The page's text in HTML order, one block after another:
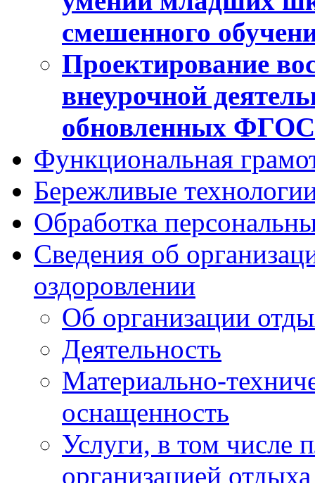
смешенного
Проектирование
внеурочной
обновленных
Функциональная
Бережливые
Обработка
Сведения об
оздоровлении
Об организации
Деятельность
Материально-
оснащенность
Услуги, в том числе
организацией